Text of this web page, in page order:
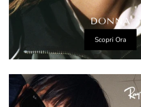
DONNA
Scopri Ora